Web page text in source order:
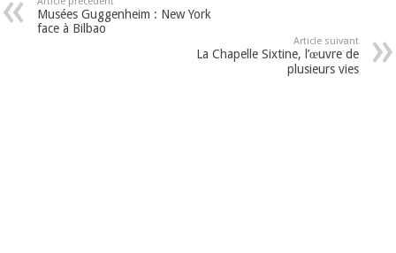
Musées Guggenheim : New York
face à Bilbao
Article suivant
La Chapelle Sixtine, l’œuvre de
plusieurs vies